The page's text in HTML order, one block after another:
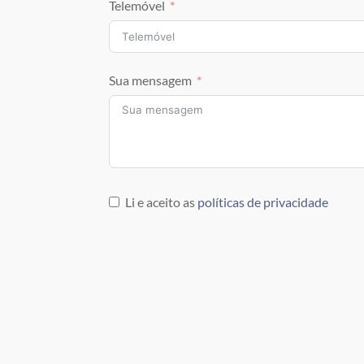
Telemóvel
Sua mensagem
Li e aceito as políticas de privacidade